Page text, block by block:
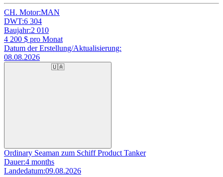
CH. Motor:MAN
DWT:6 304
Baujahr:2 010
4 200 $ pro Monat
Datum der Erstellung/Aktualisierung:
08.08.2026
🇺🇦
Ordinary Seaman zum Schiff Product Tanker
Dauer:4 months
Landedatum:09.08.2026